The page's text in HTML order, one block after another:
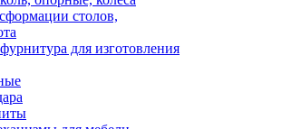
столов,
для изготовления